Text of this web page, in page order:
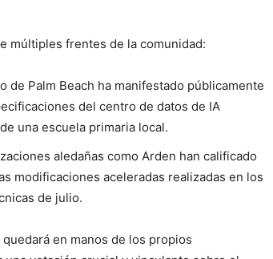
múltiples frentes de la comunidad:
de Palm Beach ha manifestado públicamente
del centro de datos de IA
una escuela primaria local.
aledañas como Arden han calificado
modificaciones aceleradas realizadas en los
de julio.
en manos de los propios